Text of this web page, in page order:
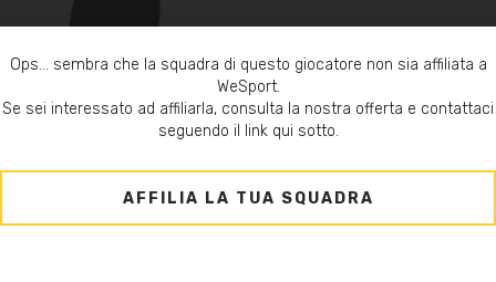
Ops... sembra che la squadra di questo giocatore non sia affiliata a
WeSport.
Se sei interessato ad affiliarla, consulta la nostra offerta e contattaci
seguendo il link qui sotto.
AFFILIA LA TUA SQUADRA